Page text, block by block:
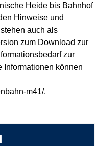
Heide bis Bahnhof
Hinweise und
auch als
zum Download zur
zur
Informationen können
m41/.